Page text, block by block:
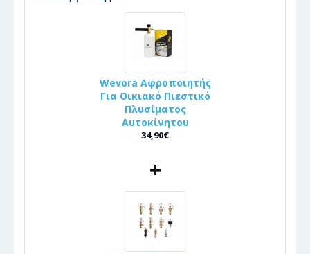
Wevora Αφροποιητής
Για Οικιακό Πιεστικό
Πλυσίματος
Αυτοκίνητου
34,90€
+